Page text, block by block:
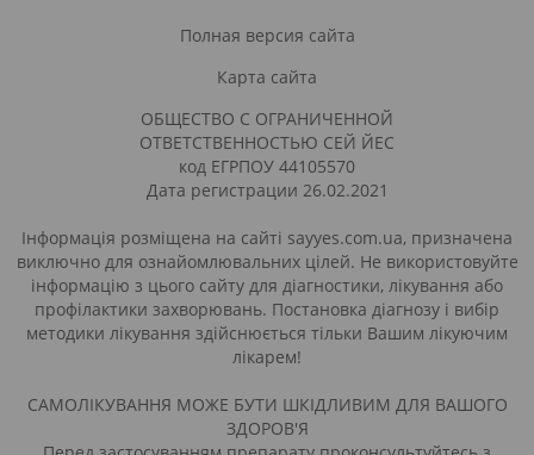
Полная версия сайта
Карта сайта
ОБЩЕСТВО С ОГРАНИЧЕННОЙ
ОТВЕТСТВЕННОСТЬЮ СЕЙ ЙЕС
код ЕГРПОУ 44105570
Дата регистрации 26.02.2021
Інформація розміщена на сайті sayyes.com.ua, призначена
виключно для ознайомлювальних цілей. Не використовуйте
інформацію з цього сайту для діагностики, лікування або
профілактики захворювань. Постановка діагнозу і вибір
методики лікування здійснюється тільки Вашим лікуючим
лікарем!
САМОЛІКУВАННЯ МОЖЕ БУТИ ШКІДЛИВИМ ДЛЯ ВАШОГО
ЗДОРОВ'Я